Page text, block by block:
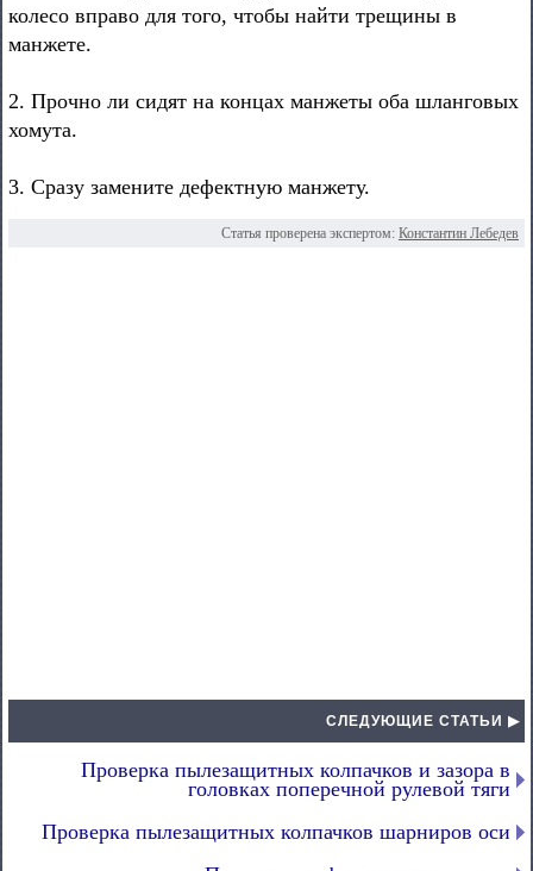
колесо вправо для того, чтобы найти трещины в
манжете.
2. Прочно ли сидят на концах манжеты оба шланговых
хомута.
3. Сразу замените дефектную манжету.
Статья проверена экспертом: Константин Лебедев
СЛЕДУЮЩИЕ СТАТЬИ ▶
Проверка пылезащитных колпачков и зазора в
головках поперечной рулевой тяги
Проверка пылезащитных колпачков шарниров оси